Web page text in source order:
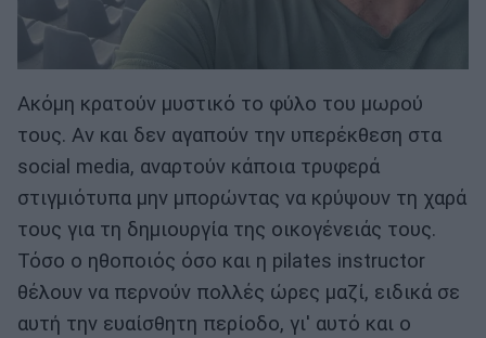
Ακόμη κρατούν μυστικό το φύλο του μωρού
τους. Αν και δεν αγαπούν την υπερέκθεση στα
social media, αναρτούν κάποια τρυφερά
στιγμιότυπα μην μπορώντας να κρύψουν τη χαρά
τους για τη δημιουργία της οικογένειάς τους.
Τόσο ο ηθοποιός όσο και η pilates instructor
θέλουν να περνούν πολλές ώρες μαζί, ειδικά σε
αυτή την ευαίσθητη περίοδο, γι' αυτό και ο